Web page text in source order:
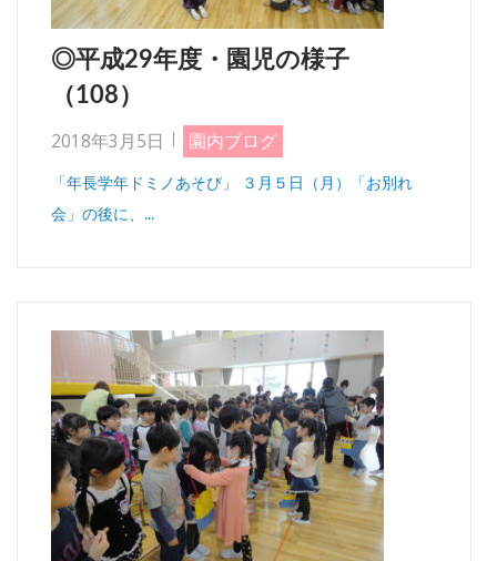
◎平成29年度・園児の様子
（108）
2018年3月5日 園内ブログ
「年長学年ドミノあそび」 ３月５日（月）「お別れ
会」の後に、...